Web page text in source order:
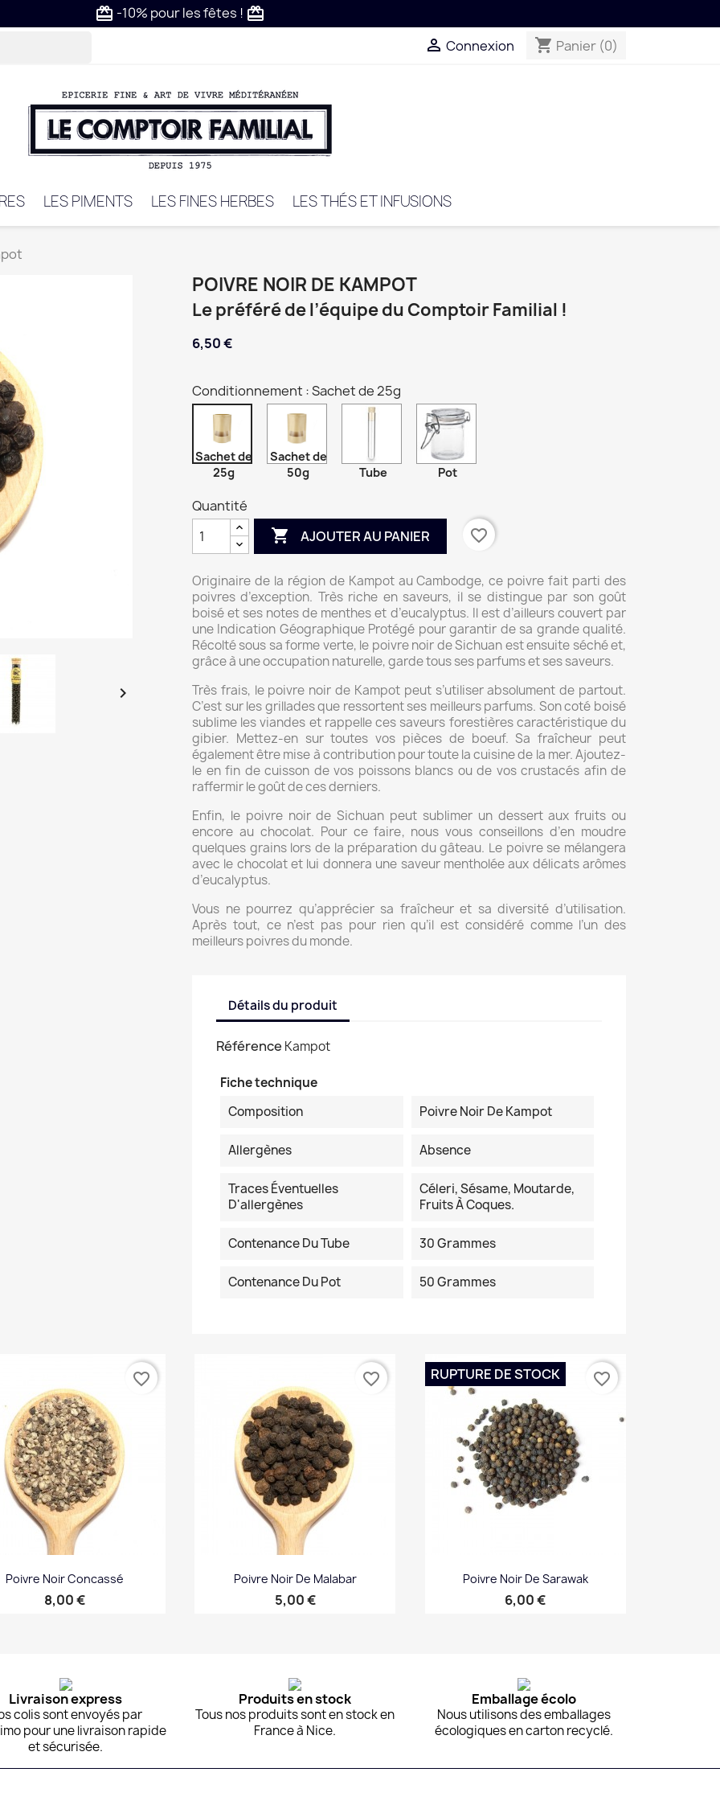
card_giftcard -10% pour les fêtes ! card_giftcard
 Connexion shopping_cart Panier (0)
LES PIMENTS LES FINES HERBES LES THÉS ET INFUSIONS

POIVRE NOIR DE KAMPOT
Le préféré de l’équipe du Comptoir Familial !
6,50 €
Conditionnement : Sachet de 25g
Sachet de
25g
Sachet de
50g
Tube Pot
Quantité
 AJOUTER AU PANIER favorite_border
Originaire de la région de Kampot au Cambodge, ce poivre fait parti des
poivres d’exception. Très riche en saveurs, il se distingue par son goût
boisé et ses notes de menthes et d’eucalyptus. Il est d’ailleurs couvert par
une Indication Géographique Protégé pour garantir de sa grande qualité.
Récolté sous sa forme verte, le poivre noir de Sichuan est ensuite séché et,
grâce à une occupation naturelle, garde tous ses parfums et ses saveurs.
Très frais, le poivre noir de Kampot peut s’utiliser absolument de partout.
C’est sur les grillades que ressortent ses meilleurs parfums. Son coté boisé
sublime les viandes et rappelle ces saveurs forestières caractéristique du
gibier. Mettez-en sur toutes vos pièces de boeuf. Sa fraîcheur peut
également être mise à contribution pour toute la cuisine de la mer. Ajoutez-
le en fin de cuisson de vos poissons blancs ou de vos crustacés afin de
raffermir le goût de ces derniers.
Enfin, le poivre noir de Sichuan peut sublimer un dessert aux fruits ou
encore au chocolat. Pour ce faire, nous vous conseillons d’en moudre
quelques grains lors de la préparation du gâteau. Le poivre se mélangera
avec le chocolat et lui donnera une saveur mentholée aux délicats arômes
d’eucalyptus.
Vous ne pourrez qu’apprécier sa fraîcheur et sa diversité d’utilisation.
Après tout, ce n’est pas pour rien qu’il est considéré comme l’un des
meilleurs poivres du monde.
Détails du produit
Référence Kampot
Fiche technique
Composition
Poivre Noir De Kampot
Allergènes Absence
Traces Éventuelles
D'allergènes
Céleri, Sésame, Moutarde,
Fruits À Coques.
Contenance Du Tube 30 Grammes
Contenance Du Pot 50 Grammes
Poivre Noir Concassé
Prix
8,00 €
favorite_border
Poivre Noir De Malabar
Prix
5,00 €
favorite_border
Poivre Noir De Sarawak
Prix
6,00 €
RUPTURE DE STOCK favorite_border
Livraison express
colis sont envoyés par
pour une livraison rapide
et sécurisée.
Produits en stock
Tous nos produits sont en stock en
France à Nice.
Emballage écolo
Nous utilisons des emballages
écologiques en carton recyclé.